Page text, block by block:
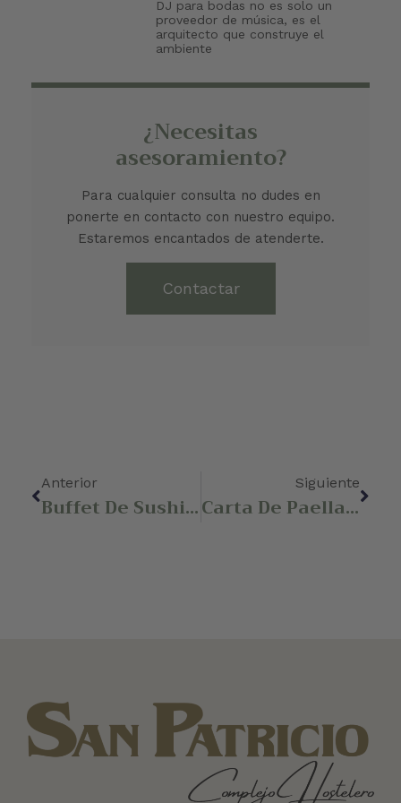
DJ para bodas no es solo un
proveedor de música, es el
arquitecto que construye el
ambiente
¿Necesitas
asesoramiento?
Para cualquier consulta no dudes en
ponerte en contacto con nuestro equipo.
Estaremos encantados de atenderte.
Contactar
Anterior
Buffet De Sushi En Tu Evento
Siguiente
Carta De Paellas Y Fideuás De Restaurante San Patricio En Alginet